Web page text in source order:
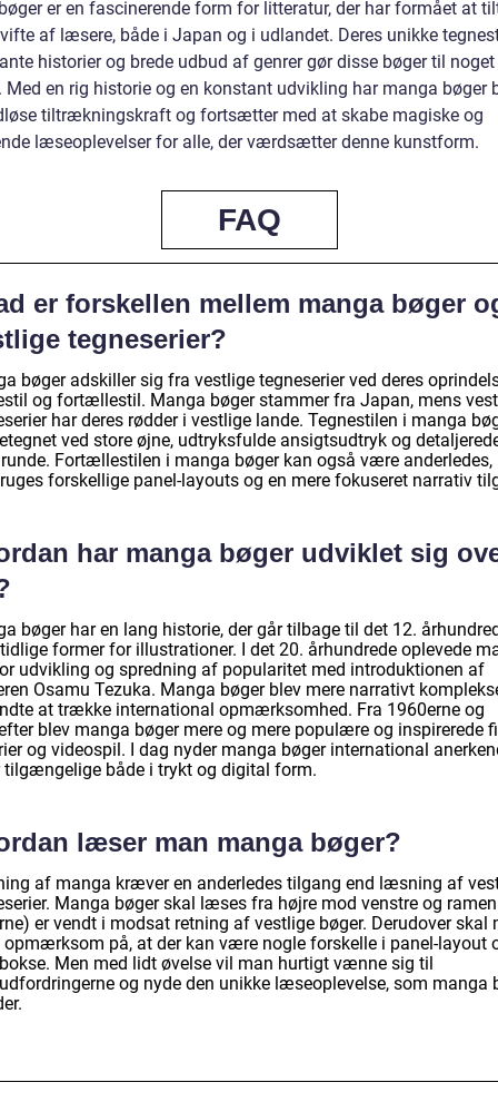
er en fascinerende form for litteratur, der har formået at
af læsere, både i Japan og i udlandet. Deres unikke
historier og brede udbud af genrer gør disse bøger til
Med en rig historie og en konstant udvikling har manga bøger
tiltrækningskraft og fortsætter med at skabe magiske og
læseoplevelser for alle, der værdsætter denne kunstform.
FAQ
er forskellen mellem manga bøger
tegneserier?
bøger adskiller sig fra vestlige tegneserier ved deres
og fortællestil. Manga bøger stammer fra Japan, mens
har deres rødder i vestlige lande. Tegnestilen i manga
ved store øjne, udtryksfulde ansigtsudtryk og
Fortællestilen i manga bøger kan også være anderledes,
forskellige panel-layouts og en mere fokuseret narrativ
har manga bøger udviklet sig
bøger har en lang historie, der går tilbage til det 12.
former for illustrationer. I det 20. århundrede oplevede
udvikling og spredning af popularitet med introduktionen af
Osamu Tezuka. Manga bøger blev mere narrativt
at trække international opmærksomhed. Fra 1960erne og
blev manga bøger mere og mere populære og inspirerede
og videospil. I dag nyder manga bøger international
tilgængelige både i trykt og digital form.
læser man manga bøger?
af manga kræver en anderledes tilgang end læsning af
Manga bøger skal læses fra højre mod venstre og
er vendt i modsat retning af vestlige bøger. Derudover skal
på, at der kan være nogle forskelle i panel-layout
Men med lidt øvelse vil man hurtigt vænne sig til
og nyde den unikke læseoplevelse, som manga